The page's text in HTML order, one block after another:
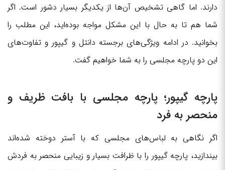
دارند. اما گاهی تشخیص آن‌ها از یکدیگر بسیار دشور است. اگر
شما هم تا به حال با این مشکل مواجه بوده‌اید، این مطلب را
بخوانید. در ادامه ویژگی‌های برجسته دانتل و گیپور و تفاوت‌های
این دو پارچه مجلسی را به شما خواهیم گفت.
پارچه گیپور؛ پارچه مجلسی با بافت ظریف و
منحصر به فرد
اگر نگاهی به لباس‌های مجلسی که با آستر دوخته شده‌اند
بیندازید، پارچه گیپور را با ظرافت بسیار و زیبایی منحصر به فردش